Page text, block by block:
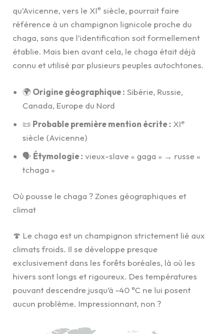
qu’Avicenne, vers le XIe siècle, pourrait faire
référence à un champignon lignicole proche du
chaga, sans que l’identification soit formellement
établie. Mais bien avant cela, le chaga était déjà
connu et utilisé par plusieurs peuples autochtones.
🌍 Origine géographique : Sibérie, Russie,
Canada, Europe du Nord
📜 Probable première mention écrite : XIe
siècle (Avicenne)
🗣️ Étymologie : vieux-slave « gaga » → russe «
tchaga »
Où pousse le chaga ? Zones géographiques et
climat
🍄 Le chaga est un champignon strictement lié aux
climats froids. Il se développe presque
exclusivement dans les forêts boréales, là où les
hivers sont longs et rigoureux. Des températures
pouvant descendre jusqu’à -40 °C ne lui posent
aucun problème. Impressionnant, non ?